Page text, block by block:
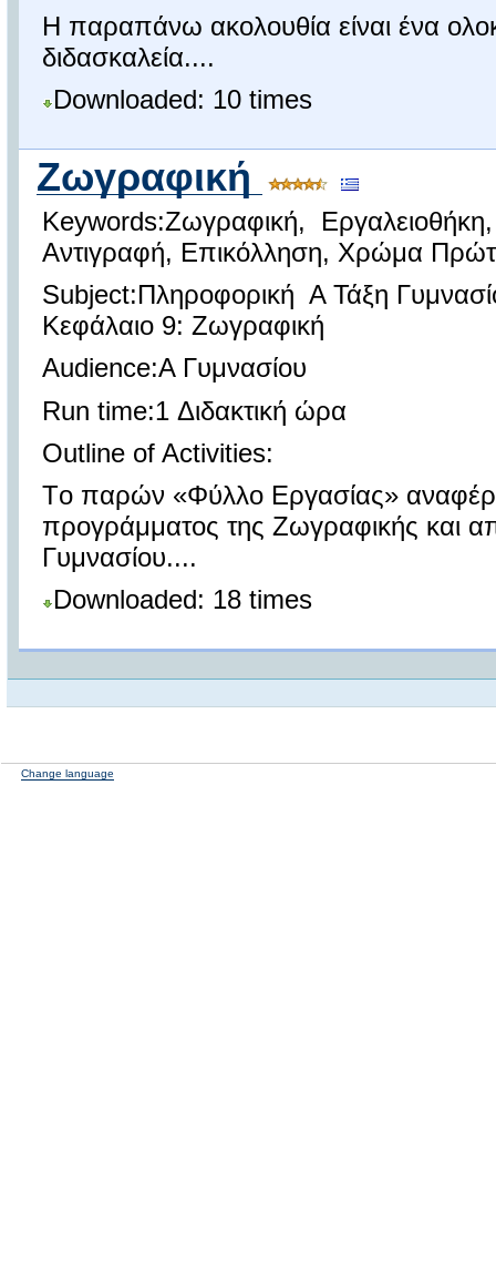
H παραπάνω ακολουθία είναι ένα
διδασκαλεία....
Downloaded: 10 times
Ζωγραφική
Keywords:Ζωγραφική,
Αντιγραφή, Επικόλληση, Χρώμα
Subject:Πληροφορική Α Τάξη
Κεφάλαιο 9: Ζωγραφική
Audience:Α Γυμνασίου
Run time:1 Διδακτική ώρα
Outline of Activities:
Τo παρών «Φύλλο Εργασίας»
προγράμματος της Ζωγραφικής και
Γυμνασίου....
Downloaded: 18 times
Change language